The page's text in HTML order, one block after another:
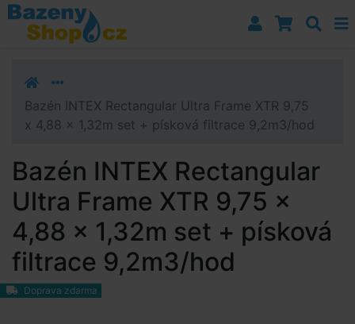
Přejít k navigaci
Přejít na obsah
Přejít k postrannímu sloupci
Bazén INTEX Rectangular Ultra Frame XTR 9,75
x 4,88 x 1,32m set + písková filtrace 9,2m3/hod
Bazén INTEX Rectangular
Ultra Frame XTR 9,75 x
4,88 x 1,32m set + písková
filtrace 9,2m3/hod
Doprava zdarma